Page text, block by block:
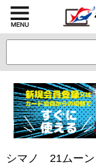
シマノ 21ムーン